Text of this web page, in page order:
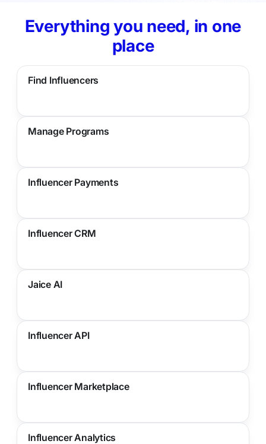
Everything you need, in one
place
Find Influencers
Manage Programs
Influencer Payments
Influencer CRM
Jaice AI
Influencer API
Influencer Marketplace
Influencer Analytics